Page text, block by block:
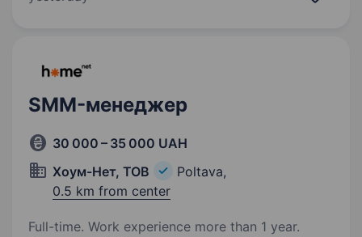
SMM-менеджер
30 000 – 35 000 UAH
Хоум-Нет, ТОВ
Poltava,
0.5 km from center
Full-time. Work experience more than 1 year.